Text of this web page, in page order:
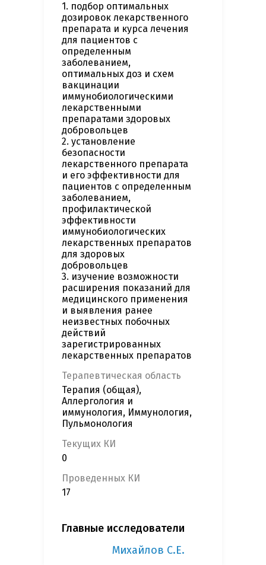
1. подбор оптимальных
дозировок лекарственного
препарата и курса лечения
для пациентов с
определенным
заболеванием,
оптимальных доз и схем
вакцинации
иммунобиологическими
лекарственными
препаратами здоровых
добровольцев
2. установление
безопасности
лекарственного препарата
и его эффективности для
пациентов с определенным
заболеванием,
профилактической
эффективности
иммунобиологических
лекарственных препаратов
для здоровых
добровольцев
3. изучение возможности
расширения показаний для
медицинского применения
и выявления ранее
неизвестных побочных
действий
зарегистрированных
лекарственных препаратов
Терапевтическая область
Терапия (общая),
Аллергология и
иммунология, Иммунология,
Пульмонология
Текущих КИ
0
Проведенных КИ
17
Главные исследователи
Михайлов С.Е.